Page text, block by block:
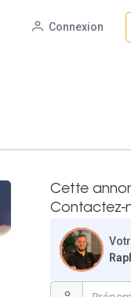
Connexion
Cette
Contactez-